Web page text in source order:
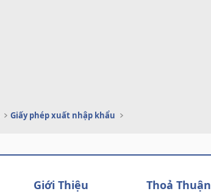
Giấy phép xuất nhập khẩu
Giới Thiệu Thoả Thuận